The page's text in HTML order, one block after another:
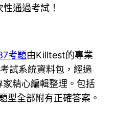
通過考試！
考題由Killtest的專業
試系統資料包，經過
精心編輯整理。包括
型全部附有正確答案。